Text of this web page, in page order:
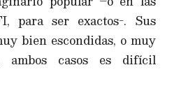
para ser exactos-. Sus
bien escondidas, o muy
casos es difícil